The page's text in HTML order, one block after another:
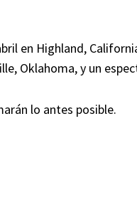
en Highland,
Oklahoma, y un
lo antes posible.